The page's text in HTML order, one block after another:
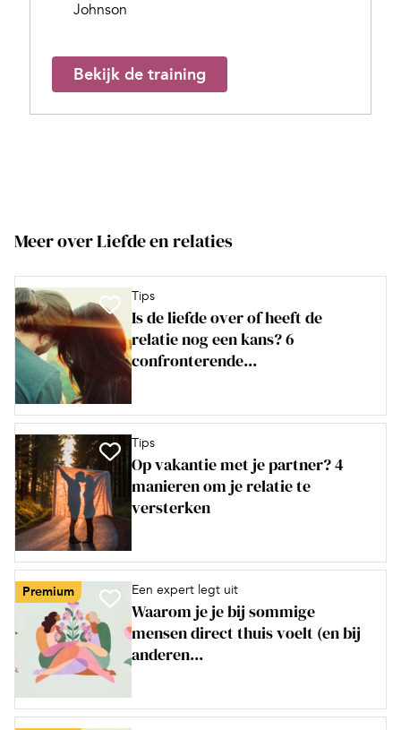
Johnson
Bekijk de training
Meer over Liefde en relaties
Tips
Is de liefde over of heeft de
relatie nog een kans? 6
confronterende...
Tips
Op vakantie met je partner? 4
manieren om je relatie te
versterken
Premium Een expert legt uit
Waarom je je bij sommige
mensen direct thuis voelt (en bij
anderen...